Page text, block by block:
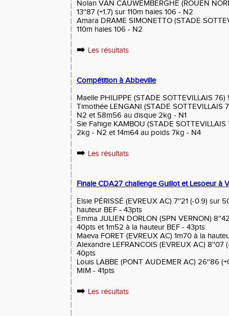
Nolan VAN CAUWEMBERGHE (ROUEN
13''87 (+1.7) sur 110m haies 106 - N2
Amara DRAME SIMONETTO (STADE
110m haies 106 - N2
➡️ Les résultats
Compétition à Abbeville
Maelle PHILIPPE (STADE SOTTEVILLAIS
Timothée LENGANI (STADE SOTTEVILLAIS
N2 et 58m56 au disque 2kg - N1
Sie Fahige KAMBOU (STADE
2kg - N2 et 14m64 au poids 7kg - N4
➡️ Les résultats
Finale CDA27 challenge Guillot et Lesoeur à
Elsie PÉRISSÉ (EVREUX AC) 7''21 (-0.9) sur
hauteur BEF - 43pts
Emma JULIEN DORLON (SPN VERNON)
40pts et 1m52 à la hauteur BEF - 43pts
Maeva FORET (EVREUX AC) 1m70 à la
Alexandre LEFRANCOIS (EVREUX AC) 8''07
40pts
Louis LABBE (PONT AUDEMER AC) 26''86
MIM - 41pts
➡️ Les résultats